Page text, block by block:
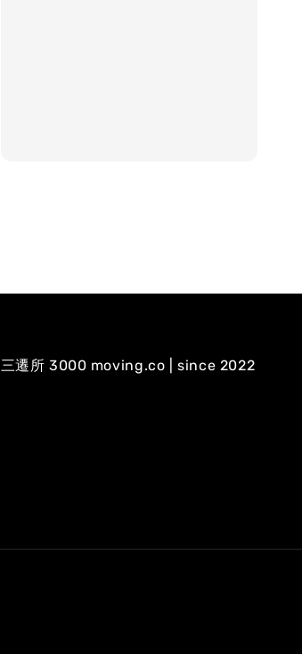
三遷所 3000 moving.co | since 2022